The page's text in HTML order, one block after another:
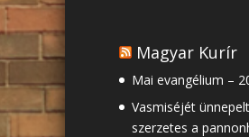
Magyar Kurír
Mai evangélium –
Vasmiséjét
szerzetes a